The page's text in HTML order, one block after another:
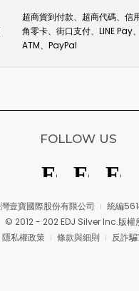
超商貨到付款、超商代碼、信
角零卡、街口支付、LINE Pay
ATM、PayPal
壹寶國際股份有限公司
統編
© 2012 - 202 EDJ Silver Inc.版權
隱私權政策
條款與細則 反詐
FOLLOW US